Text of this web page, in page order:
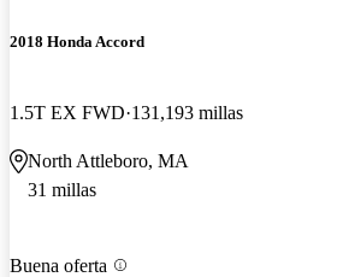
2018 Honda Accord
1.5T EX FWD 131,193 millas
North Attleboro, MA
31 millas
Buena oferta